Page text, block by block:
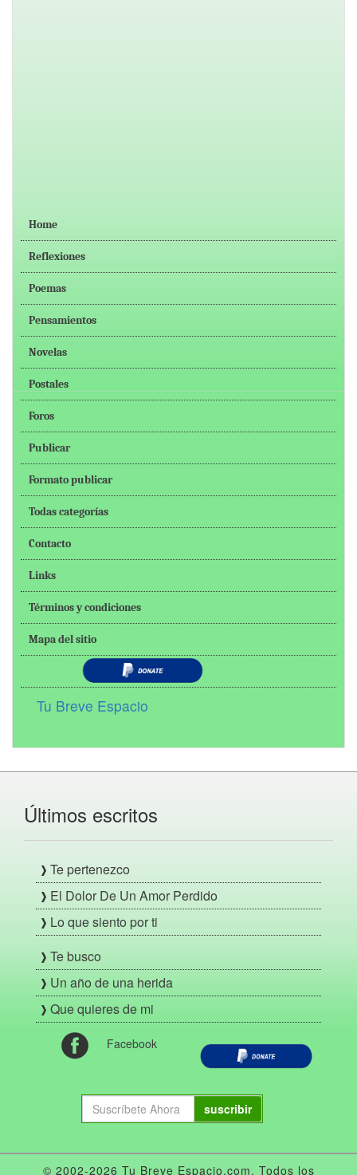
Home
Reflexiones
Poemas
Pensamientos
Novelas
Postales
Foros
Publicar
Formato publicar
Todas categorías
Contacto
Links
Términos y condiciones
Mapa del sitio
Tu Breve Espacio
Últimos escritos
Te pertenezco
El Dolor De Un Amor Perdido
Lo que siento por ti
Te busco
Un año de una herida
Que quieres de mi
Facebook
suscribir
© 2002-2026 Tu Breve Espacio.com. Todos los